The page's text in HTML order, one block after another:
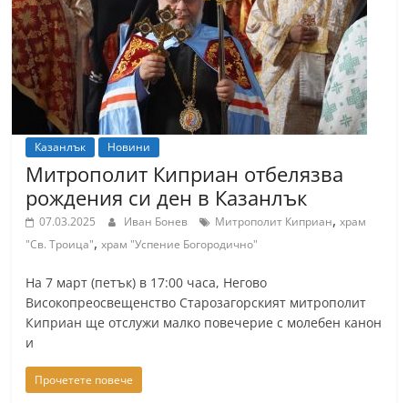
Казанлък Новини
Митрополит Киприан отбелязва
рождения си ден в Казанлък
07.03.2025 Иван Бонев Митрополит Киприан,храм
"Св. Троица",храм "Успение Богородично"
На 7 март (петък) в 17:00 часа, Негово
Високопреосвещенство Старозагорският митрополит
Киприан ще отслужи малко повечерие с молебен канон
и
Прочетете повече